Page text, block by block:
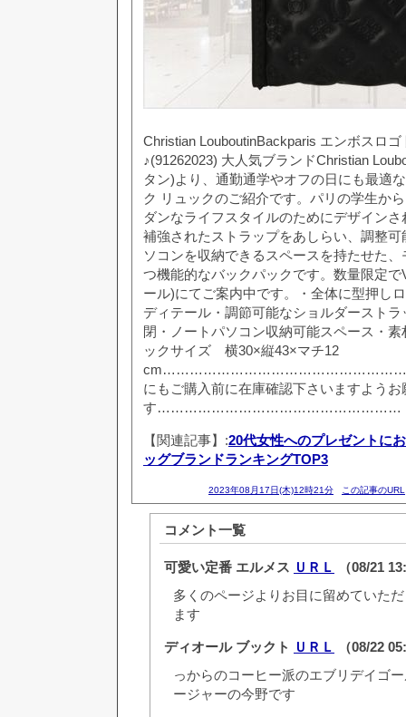
Christian LouboutinBackparis エンボスロ
♪(91262023) 大人気ブランドChristian
タン)より、通勤通学やオフの日にも最適
ク リュックのご紹介です。パリの学生か
ダンなライフスタイルのためにデザイン
補強されたストラップをあしらい、調整
ソコンを収納できるスペースを持たせた
つ機能的なバックパックです。数量限定
ール)にてご案内中です。・全体に型押し
ディテール・調節可能なショルダースト
閉・ノートパソコン収納可能スペース・
ックサイズ 横30×縦43×マチ12
cm………………………………………………スム
にもご購入前に在庫確認下さいますようお
す………………………………………………
【関連記事】:20代女性へのプレゼントに
ッグブランドランキングTOP3
2023年08月17日(木)12時21分 この記事のURL
コメント一覧
可愛い定番 エルメス ＵＲＬ
（08/21
多くのページよりお目に留めていた
ます
ディオール ブックト ＵＲＬ
（08/22
っからのコーヒー派のエブリデイゴ
ージャーの今野です